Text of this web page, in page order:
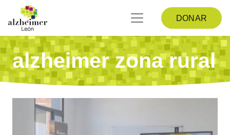
DONAR
alzheimer zona rural